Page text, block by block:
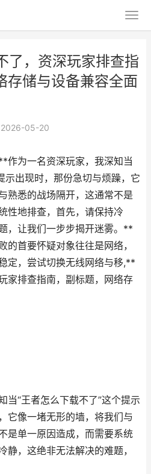
了，资深玩家排查指
存储与设备兼容全面
2026-05-20
作为一名资深玩家，我深知当
示出现时，那份急切与烦躁，它
熟悉的战场隔开，这通常不是
性地排查，首先，请保持冷
，让我们一步步揭开迷雾。**
的首要怀疑对象往往是网络，
定，尝试切换无线网络与移,**
家排查指南，副标题，网络存
当“王者怎么下载不了”这个提示
它像一堵无形的墙，将我们与
是单一原因造成，而需要系统
静，这绝非无法解决的难题，